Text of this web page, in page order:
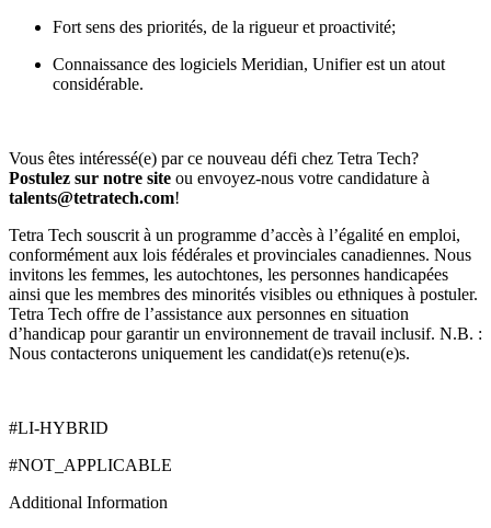
Fort sens des priorités, de la rigueur et proactivité;
Connaissance des logiciels Meridian, Unifier est un atout
considérable.
Vous êtes intéressé(e) par ce nouveau défi chez Tetra Tech?
Postulez sur notre site ou envoyez-nous votre candidature à
talents@tetratech.com!
Tetra Tech souscrit à un programme d’accès à l’égalité en emploi,
conformément aux lois fédérales et provinciales canadiennes. Nous
invitons les femmes, les autochtones, les personnes handicapées
ainsi que les membres des minorités visibles ou ethniques à postuler.
Tetra Tech offre de l’assistance aux personnes en situation
d’handicap pour garantir un environnement de travail inclusif. N.B. :
Nous contacterons uniquement les candidat(e)s retenu(e)s.
#LI-HYBRID
#NOT_APPLICABLE
Additional Information